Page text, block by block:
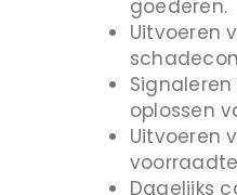
goederen.
Uitvoeren
oplossen
Uitvoeren
Dagelijks